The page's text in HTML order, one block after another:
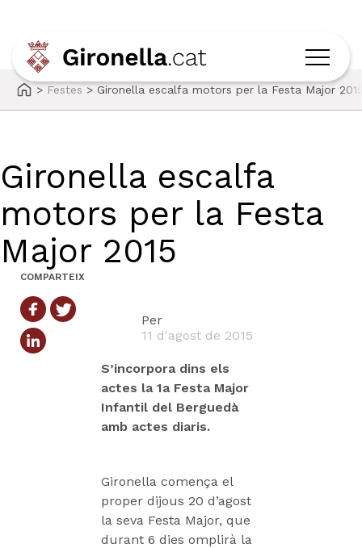
> Festes > Gironella escalfa motors per la Festa Major
Gironella escalfa
motors per la Festa
Major 2015
COMPARTEIX
Per
11 d'agost de 2015
S’incorpora dins els
actes la 1a Festa Major
Infantil del Berguedà
amb actes diaris.
Gironella comença el
proper dijous 20 d’agost
la seva Festa Major, que
durant 6 dies omplirà la